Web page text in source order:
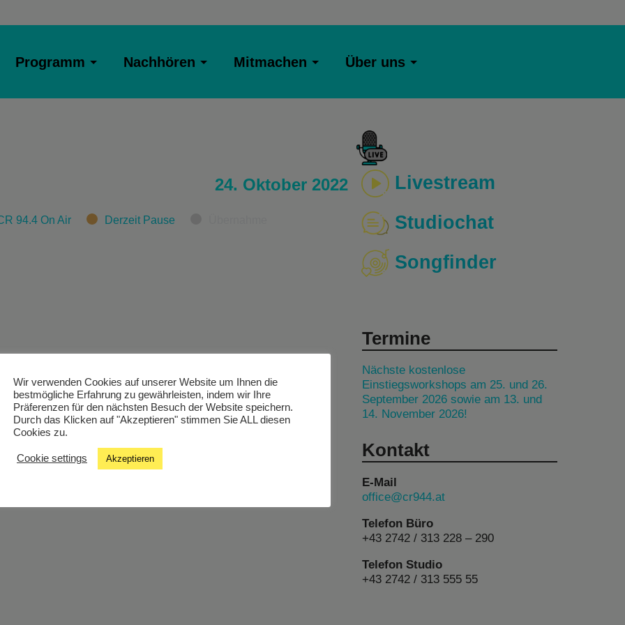
Programm Nachhören Mitmachen Über uns
24. Oktober 2022
94.4 On Air Derzeit Pause
Livestream
Studiochat
Songfinder
Termine
Nächste kostenlose
Einstiegsworkshops am 25. und 26.
September 2026 sowie am 13. und
14. November 2026!
Kontakt
E-Mail
office@cr944.at
Telefon Büro
+43 2742 / 313 228 – 290
Telefon Studio
+43 2742 / 313 555 55
Wir verwenden Cookies auf unserer Website um Ihnen die
bestmögliche Erfahrung zu gewährleisten, indem wir Ihre
Präferenzen für den nächsten Besuch der Website speichern.
Durch das Klicken auf "Akzeptieren" stimmen Sie ALL diesen
Cookies zu.
Cookie settings Akzeptieren